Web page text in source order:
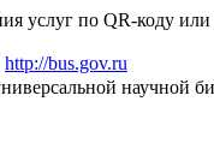
услуг по QR-коду
http://bus.gov.ru
научной